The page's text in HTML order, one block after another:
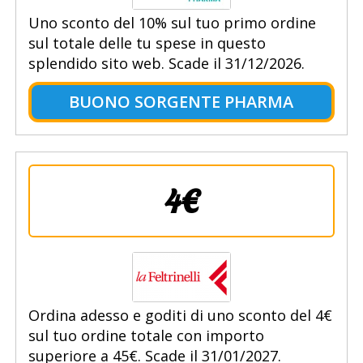
Uno sconto del 10% sul tuo primo ordine
sul totale delle tu spese in questo
splendido sito web. Scade il 31/12/2026.
BUONO SORGENTE PHARMA
4€
Ordina adesso e goditi di uno sconto del 4€
sul tuo ordine totale con importo
superiore a 45€. Scade il 31/01/2027.